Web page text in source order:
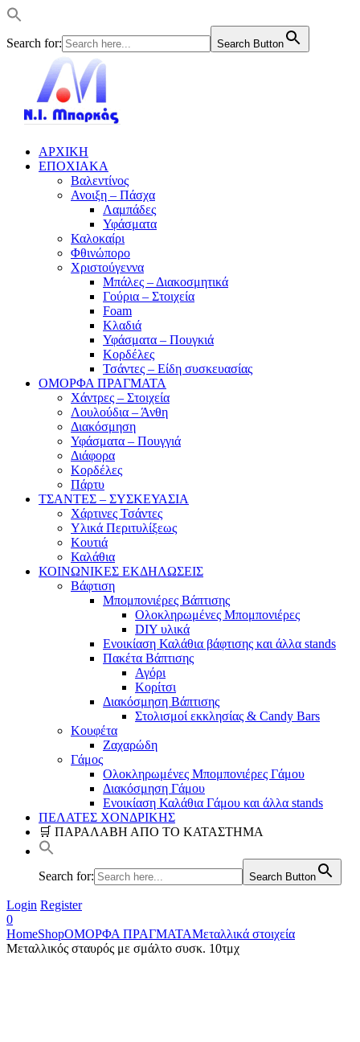
Search for: Search Button
ΑΡΧΙΚΗ
ΕΠΟΧΙΑΚΑ
Βαλεντίνος
Ανοιξη – Πάσχα
Λαμπάδες
Υφάσματα
Καλοκαίρι
Φθινώπορο
Χριστούγεννα
Μπάλες – Διακοσμητικά
Γούρια – Στοιχεία
Foam
Κλαδιά
Υφάσματα – Πουγκιά
Κορδέλες
Τσάντες – Είδη συσκευασίας
ΟΜΟΡΦΑ ΠΡΑΓΜΑΤΑ
Χάντρες – Στοιχεία
Λουλούδια – Άνθη
Διακόσμηση
Υφάσματα – Πουγγιά
Διάφορα
Κορδέλες
Πάρτυ
ΤΣΑΝΤΕΣ – ΣΥΣΚΕΥΑΣΙΑ
Χάρτινες Τσάντες
Υλικά Περιτυλίξεως
Κουτιά
Καλάθια
ΚΟΙΝΩΝΙΚΕΣ ΕΚΔΗΛΩΣΕΙΣ
Βάφτιση
Μπομπονιέρες Βάπτισης
Ολοκληρωμένες Μπομπονιέρες
DIY υλικά
Ενοικίαση Καλάθια βάφτισης και άλλα stands
Πακέτα Βάπτισης
Αγόρι
Κορίτσι
Διακόσμηση Βάπτισης
Στολισμοί εκκλησίας & Candy Bars
Κουφέτα
Ζαχαρώδη
Γάμος
Ολοκληρωμένες Μπομπονιέρες Γάμου
Διακόσμηση Γάμου
Ενοικίαση Καλάθια Γάμου και άλλα stands
ΠΕΛΑΤΕΣ ΧΟΝΔΡΙΚΗΣ
🛒 ΠΑΡΑΛΑΒΗ ΑΠΟ ΤΟ ΚΑΤΑΣΤΗΜΑ
Search for: Search Button
Login Register
0
HomeShopΟΜΟΡΦΑ ΠΡΑΓΜΑΤΑΜεταλλικά στοιχεία
Μεταλλικός σταυρός με σμάλτο συσκ. 10τμχ